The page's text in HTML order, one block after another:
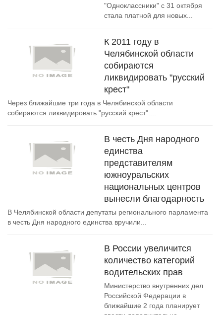
"Одноклассники" с 31 октября
стала платной для новых...
К 2011 году в
Челябинской области
собираются
ликвидировать "русский
крест"
Через ближайшие три года в Челябинской области
собираются ликвидировать "русский крест"....
В честь Дня народного
единства
представителям
южноуральских
национальных центров
вынесли благодарность
В Челябинской области депутаты регионального парламента
в честь Дня народного единства вручили...
В России увеличится
количество категорий
водительских прав
Министерство внутренних дел
Российской Федерации в
ближайшие 2 года планирует